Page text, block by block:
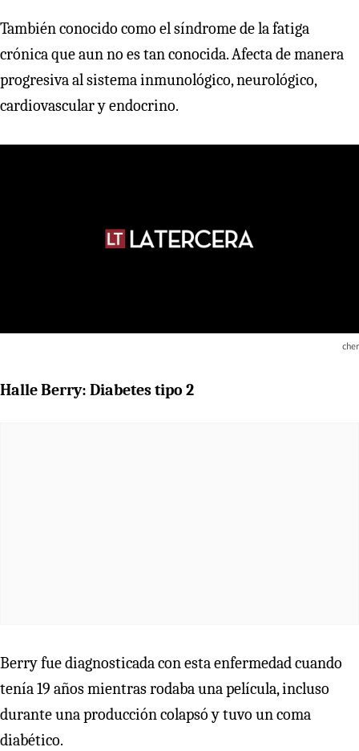
También conocido como el síndrome de la fatiga
crónica que aun no es tan conocida. Afecta de manera
progresiva al sistema inmunológico, neurológico,
cardiovascular y endocrino.
cher
Halle Berry: Diabetes tipo 2
Berry fue diagnosticada con esta enfermedad cuando
tenía 19 años mientras rodaba una película, incluso
durante una producción colapsó y tuvo un coma
diabético.